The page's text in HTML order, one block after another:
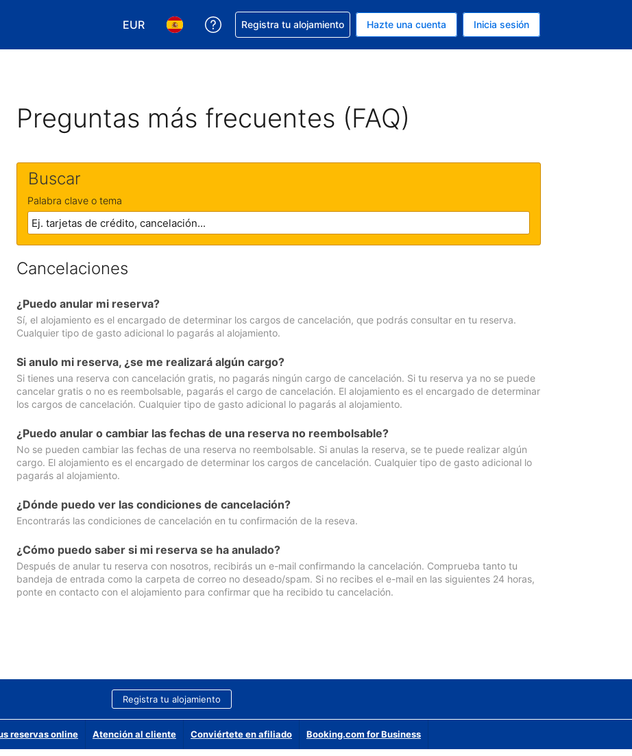
EUR
Elegir tu moneda. Tu moneda actual es EUR
Elegir el idioma que prefieres. Tu idioma actual es Español
Obtener ayuda con la reserva
Registra tu alojamiento Hazte una cuenta Inicia sesión
Preguntas más frecuentes (FAQ)
Buscar
Palabra clave o tema
Cancelaciones
¿Puedo anular mi reserva?
Sí, el alojamiento es el encargado de determinar los cargos de cancelación, que podrás consultar en tu reserva.
Cualquier tipo de gasto adicional lo pagarás al alojamiento.
Si anulo mi reserva, ¿se me realizará algún cargo?
Si tienes una reserva con cancelación gratis, no pagarás ningún cargo de cancelación. Si tu reserva ya no se puede
cancelar gratis o no es reembolsable, pagarás el cargo de cancelación. El alojamiento es el encargado de determinar
los cargos de cancelación. Cualquier tipo de gasto adicional lo pagarás al alojamiento.
¿Puedo anular o cambiar las fechas de una reserva no reembolsable?
No se pueden cambiar las fechas de una reserva no reembolsable. Si anulas la reserva, se te puede realizar algún
cargo. El alojamiento es el encargado de determinar los cargos de cancelación. Cualquier tipo de gasto adicional lo
pagarás al alojamiento.
¿Dónde puedo ver las condiciones de cancelación?
Encontrarás las condiciones de cancelación en tu confirmación de la reseva.
¿Cómo puedo saber si mi reserva se ha anulado?
Después de anular tu reserva con nosotros, recibirás un e-mail confirmando la cancelación. Comprueba tanto tu
bandeja de entrada como la carpeta de correo no deseado/spam. Si no recibes el e-mail en las siguientes 24 horas,
ponte en contacto con el alojamiento para confirmar que ha recibido tu cancelación.
Registra tu alojamiento
reservas online Atención al cliente Conviértete en afiliado Booking.com for Business